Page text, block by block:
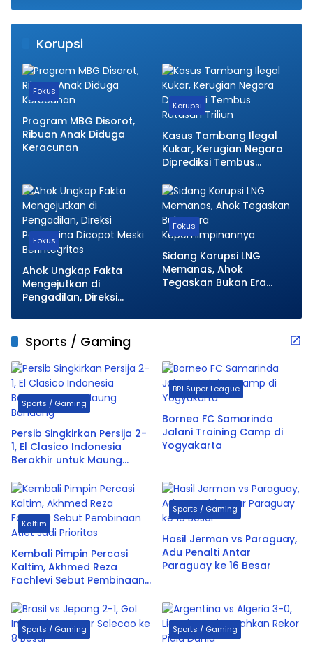
Korupsi
Fokus
Program MBG Disorot,
Ribuan Anak Diduga
Keracunan
Korupsi
Kasus Tambang Ilegal
Kukar, Kerugian Negara
Diprediksi Tembus
Fokus
Ahok Ungkap Fakta
Mengejutkan di
Pengadilan, Direksi
Fokus
Sidang Korupsi LNG
Memanas, Ahok
Tegaskan Bukan Era
Sports / Gaming
Sports / Gaming
Persib Singkirkan Persija 2-
1, El Clasico Indonesia
Berakhir untuk Maung
BRI Super League
Borneo FC Samarinda
Jalani Training Camp di
Yogyakarta
Kaltim
Kembali Pimpin Percasi
Kaltim, Akhmed Reza
Fachlevi Sebut Pembinaan
Sports / Gaming
Hasil Jerman vs Paraguay,
Adu Penalti Antar
Paraguay ke 16 Besar
Sports / Gaming Sports / Gaming